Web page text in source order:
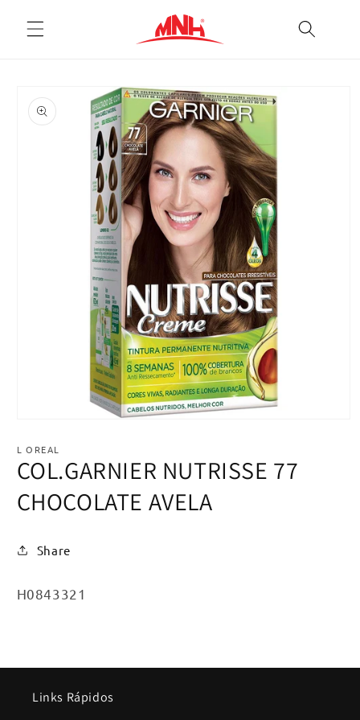
para o
conteúdo
informações
do produto
1
janela
modal
L OREAL
COL.GARNIER NUTRISSE 77
CHOCOLATE AVELA
Share
SKU:
H0843321
Links Rápidos